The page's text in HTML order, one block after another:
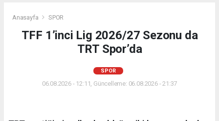
Anasayfa SPOR
TFF 1’inci Lig 2026/27 Sezonu da
TRT Spor’da
SPOR
06.08.2026 - 12:11, Güncelleme: 06.08.2026 - 21:37